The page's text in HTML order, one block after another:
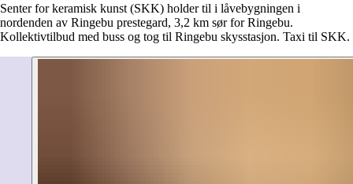
Senter for keramisk kunst (SKK) holder til i låvebygningen i
nordenden av Ringebu prestegard, 3,2 km sør for Ringebu.
Kollektivtilbud med buss og tog til Ringebu skysstasjon. Taxi til SKK.